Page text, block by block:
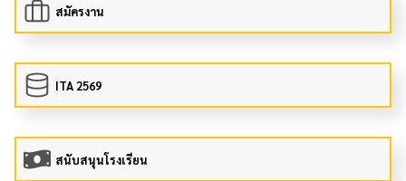
สมัครงาน
ITA 2569
สนับสนุนโรงเรียน